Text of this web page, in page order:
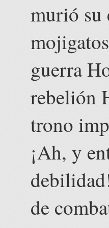
murió su
guerra
rebelión
trono
¡Ah, y
de